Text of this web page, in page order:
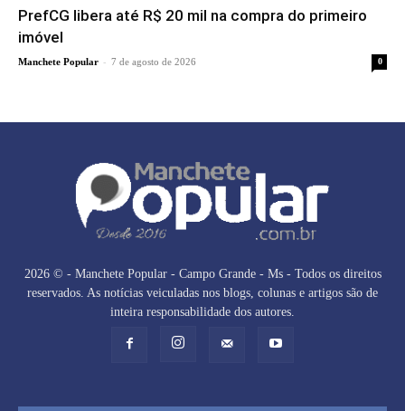
PrefCG libera até R$ 20 mil na compra do primeiro
imóvel
Manchete Popular - 7 de agosto de 2026 0
2026 © - Manchete Popular - Campo Grande - Ms - Todos os direitos
reservados. As notícias veiculadas nos blogs, colunas e artigos são de
inteira responsabilidade dos autores.